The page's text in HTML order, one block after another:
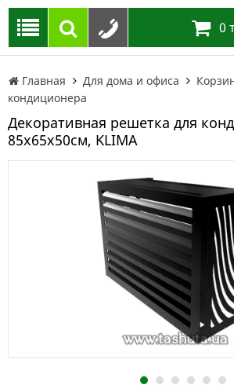
0
Главная Для дома и офиса
кондиционера
Декоративная решетка для
85х65х50см, KLIMA
1 2 3 4 5 6